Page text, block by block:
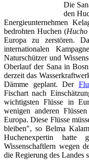
Die
den
Energieunternehmen
bedrohten Huchen (Hucho
Europa zu zerstören.
internationalen
Naturschützer und
Oberlauf der Sana in
derzeit das
Dämme geplant. Der
Fischart nach
wichtigsten Flüsse in
wenigen anderen
Europa. Diese Flüsse
bleiben", so Belma
Huchenexpertin hatte
Wissenschaftlern wegen
die Regierung des Landes